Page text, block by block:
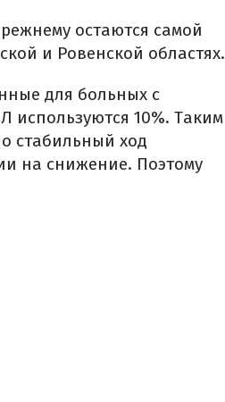
остаются самой
и Ровенской областях.
для больных с
используются 10%. Таким
стабильный ход
на снижение. Поэтому